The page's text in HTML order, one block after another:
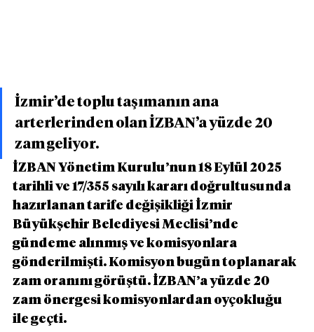
İzmir’de toplu taşımanın ana
arterlerinden olan İZBAN’a yüzde 20
zam geliyor.
İZBAN Yönetim Kurulu’nun 18 Eylül 2025
tarihli ve 17/355 sayılı kararı doğrultusunda
hazırlanan tarife değişikliği İzmir
Büyükşehir Belediyesi Meclisi’nde
gündeme alınmış ve komisyonlara
gönderilmişti. Komisyon bugün toplanarak
zam oranını görüştü. İZBAN’a yüzde 20
zam önergesi komisyonlardan oyçokluğu
ile geçti.